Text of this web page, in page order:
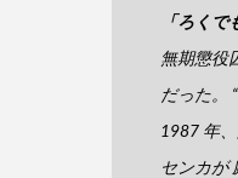
「ろくで
無期懲役
だった。
1987 年
センカが